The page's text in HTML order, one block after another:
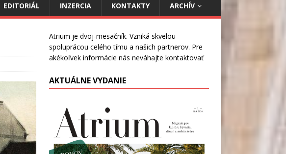
EDITORIÁL INZERCIA KONTAKTY ARCHÍV
Atrium je dvoj-mesačník. Vzniká skvelou
spoluprácou celého tímu a našich partnerov. Pre
akékoľvek informácie nás neváhajte kontaktovať
AKTUÁLNE VYDANIE